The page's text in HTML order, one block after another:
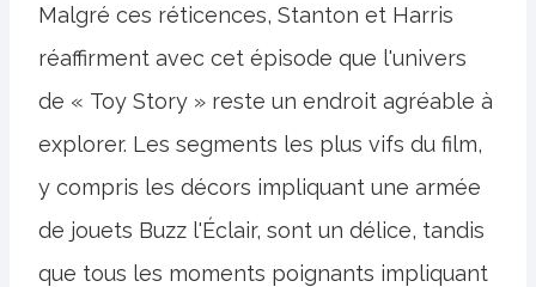
Malgré ces réticences, Stanton et Harris
réaffirment avec cet épisode que l'univers
de « Toy Story » reste un endroit agréable à
explorer. Les segments les plus vifs du film,
y compris les décors impliquant une armée
de jouets Buzz l'Éclair, sont un délice, tandis
que tous les moments poignants impliquant